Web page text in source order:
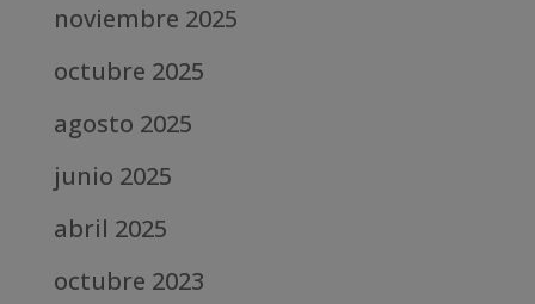
noviembre 2025
octubre 2025
agosto 2025
junio 2025
abril 2025
octubre 2023